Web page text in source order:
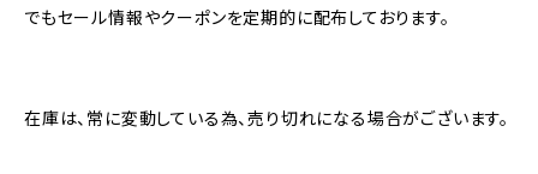
でもセール情報やクーポンを定期的に配布しております。
在庫は、常に変動している為、売り切れになる場合がございます。